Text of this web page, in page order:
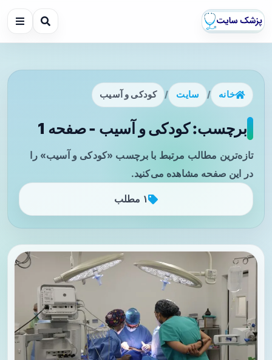
خانه / سایت / کودکی و آسیب
برچسب: کودکی و آسیب - صفحه 1
تازه‌ترین مطالب مرتبط با برچسب «کودکی و آسیب» را
در این صفحه مشاهده می‌کنید.
۱ مطلب